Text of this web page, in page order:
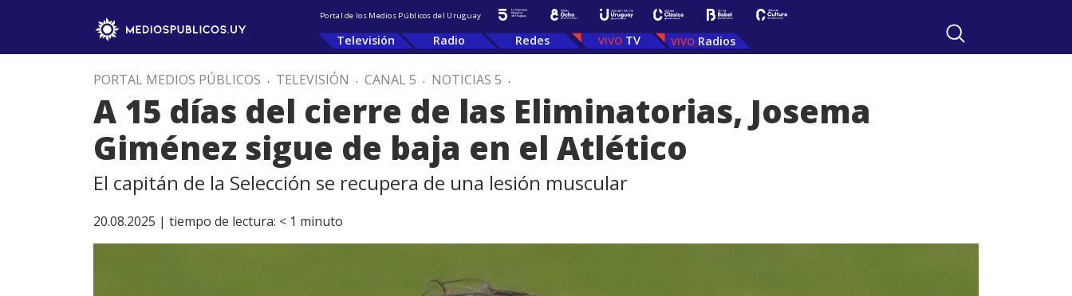
Portal de los Medios Públicos del Uruguay
Televisión Radio Redes TV Radios
PORTAL MEDIOS PÚBLICOS . TELEVISIÓN . CANAL 5 . NOTICIAS 5 .
A 15 días del cierre de las Eliminatorias, Josema
Giménez sigue de baja en el Atlético
El capitán de la Selección se recupera de una lesión muscular
20.08.2025 | tiempo de lectura: < 1 minuto